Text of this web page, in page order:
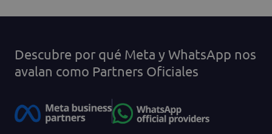
Descubre por qué Meta y WhatsApp nos
avalan como Partners Oficiales